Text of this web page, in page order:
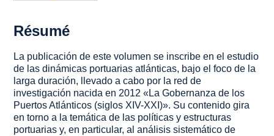
Résumé
La publicación de este volumen se inscribe en el estudio
de las dinámicas portuarias atlánticas, bajo el foco de la
larga duración, llevado a cabo por la red de
investigación nacida en 2012 «La Gobernanza de los
Puertos Atlánticos (siglos XIV-XXI)». Su contenido gira
en torno a la temática de las políticas y estructuras
portuarias y, en particular, al análisis sistemático de